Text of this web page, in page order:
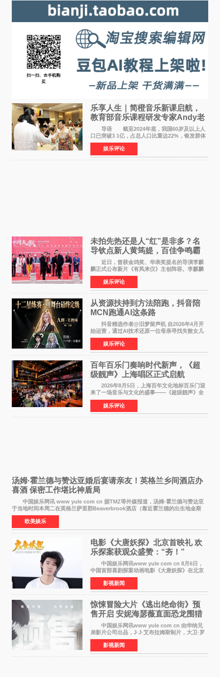
乐享人生｜简橙音乐新课启航，
教育部音乐课程研发专家Andy老
师重磅入驻领航银龄琴声
导语 截至2024年底，我国60岁及以上人
口已突破3 1亿，占总人口比重达22%，银发群体
的精神文化需求日益凸显。2024年1月，国务院办
公厅印发《关于发展银发经济增进老年人福祉的
意见》——这是
娱乐评论
未拍先热还是人“红”是非多？名
导钦点新人黄筠媞，百佳争鸣霸
气回应
近日，曾获金鸡奖、华表奖提名的导演李麒
麟正式公布新片《有凤来仪》主创阵容。李麒麟
早年凭电影《华容道》获得金鸡奖、华表奖提
名，此后长期参与国内外电影制作，其担任制片
人参与的作品亦曾
娱乐评论
从资源扶持到方法陪跑，抖音陪
MCN跑通AI这条路
抖音精选作者@旧梦留声机 自2026年4月开
始运营，通过AI技术还原一位母亲寻找失散女儿
的故事，凭借强情感表达获得大量用户关注，发
布仅21小时便获得超1亿曝光、超1000万互动。
此后，账号持续沿
娱乐评论
百年百乐门奏响时代新声，《超
级靓声》上海唱区正式启航
2026年8月5日，上海百年文化地标百乐门迎
来了一场音乐与文化的盛事——《超级靓声》全
国励志音乐公益节目上海唱区新闻发布会暨启动
仪式在此隆重举行。各界领导、嘉宾与媒体朋友
齐聚一堂，共同
娱乐评论
汤姆·霍兰德与赞达亚婚后宴请亲友！英格兰乡间酒店办
喜酒 保密工作堪比神盾局
中国娱乐网讯 www yule com cn 据TMZ等外媒报道，汤姆·霍兰德与赞达亚
于当地时间本周二在英格兰萨里郡Beaverbrook酒店（靠近霍兰德的出生地金斯
顿）举办婚宴，邀请家人与朋友们喝喜酒，庆祝
欧美娱乐
电影《大唐妖探》北京首映礼 欢
乐探案获观众盛赞：“夯！”
中国娱乐网讯www yule com cn 8月6日，
中国首部喜剧探案动画电影《大唐妖探》在北京
举办电影首映礼。导演程腾、联合导演黄珉、总
制片人曹紫建、制片人李莹莹，配音导演张喆，
对白指导程寅，领
影视新闻
惊悚冒险大片《逃出绝命街》预
售开启 安妮海瑟薇直面恐龙围猎
中国娱乐网讯www yule com cn 由华纳兄
弟影片公司出品，J·J·艾布拉姆斯制片，大卫·罗
伯特·米切尔执导，好莱坞巨星安妮·海瑟薇和伊万
·麦克格雷格领衔主演的2026暑期惊悚冒险大片
《逃出绝
影视新闻